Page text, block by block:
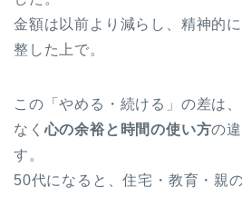
金額は以前より減らし、精神的
整した上で。
この「やめる・続ける」の差は
なく心の余裕と時間の使い方の
す。
50代になると、住宅・教育・親